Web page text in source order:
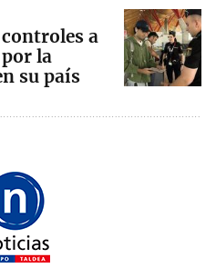
a
la
su país